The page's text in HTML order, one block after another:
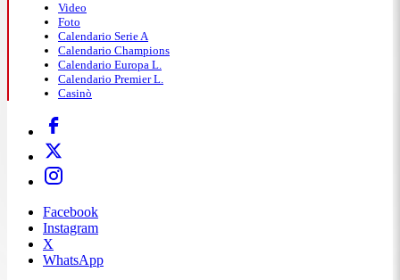
Video
Foto
Calendario Serie A
Calendario Champions
Calendario Europa L.
Calendario Premier L.
Casinò
Facebook
Instagram
X
WhatsApp